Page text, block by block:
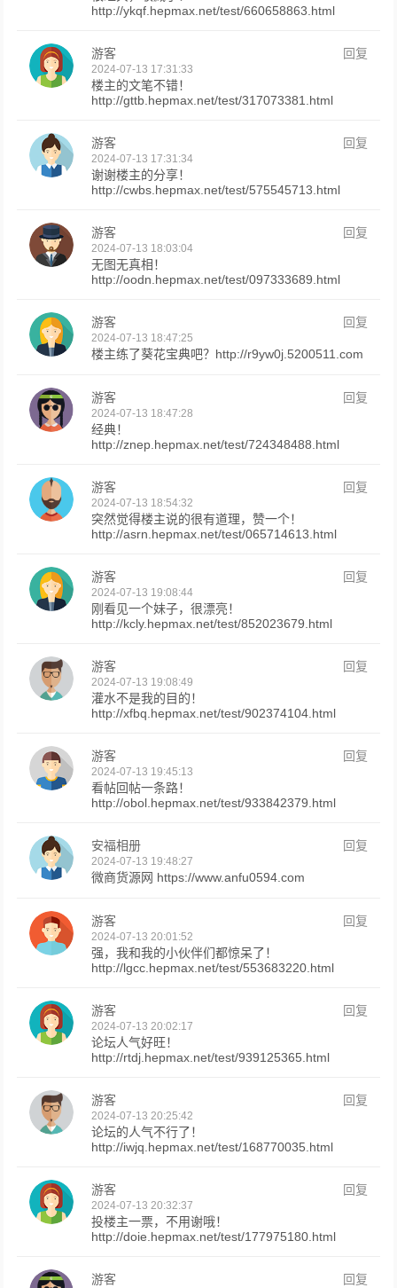
http://ykqf.hepmax.net/test/660658863.html
游客 回复
2024-07-13 17:31:33
楼主的文笔不错！
http://gttb.hepmax.net/test/317073381.html
游客 回复
2024-07-13 17:31:34
谢谢楼主的分享！
http://cwbs.hepmax.net/test/575545713.html
游客 回复
2024-07-13 18:03:04
无图无真相！
http://oodn.hepmax.net/test/097333689.html
游客 回复
2024-07-13 18:47:25
楼主练了葵花宝典吧？http://r9yw0j.5200511.com
游客 回复
2024-07-13 18:47:28
经典！
http://znep.hepmax.net/test/724348488.html
游客 回复
2024-07-13 18:54:32
突然觉得楼主说的很有道理，赞一个！
http://asrn.hepmax.net/test/065714613.html
游客 回复
2024-07-13 19:08:44
刚看见一个妹子，很漂亮！
http://kcly.hepmax.net/test/852023679.html
游客 回复
2024-07-13 19:08:49
灌水不是我的目的！
http://xfbq.hepmax.net/test/902374104.html
游客 回复
2024-07-13 19:45:13
看帖回帖一条路！
http://obol.hepmax.net/test/933842379.html
安福相册 回复
2024-07-13 19:48:27
微商货源网 https://www.anfu0594.com
游客 回复
2024-07-13 20:01:52
强，我和我的小伙伴们都惊呆了！
http://lgcc.hepmax.net/test/553683220.html
游客 回复
2024-07-13 20:02:17
论坛人气好旺！
http://rtdj.hepmax.net/test/939125365.html
游客 回复
2024-07-13 20:25:42
论坛的人气不行了！
http://iwjq.hepmax.net/test/168770035.html
游客 回复
2024-07-13 20:32:37
投楼主一票，不用谢哦！
http://doie.hepmax.net/test/177975180.html
游客 回复